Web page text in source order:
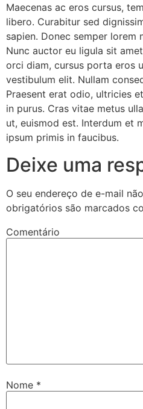
Maecenas ac eros cursus,
libero. Curabitur sed
sapien. Donec semper lorem
Nunc auctor eu ligula sit
orci diam, cursus porta eros
vestibulum elit. Nullam
Praesent erat odio, ultricies
in purus. Cras vitae metus
ut, euismod est. Interdum et
ipsum primis in faucibus.
Deixe uma
O seu endereço de e-mail
obrigatórios são marcados
Comentário
Nome *